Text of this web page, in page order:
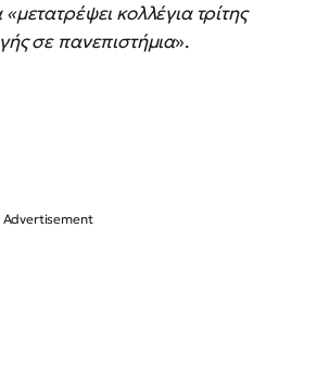
κολλέγια τρίτης
σε πανεπιστήμια».